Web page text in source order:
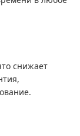
снижает